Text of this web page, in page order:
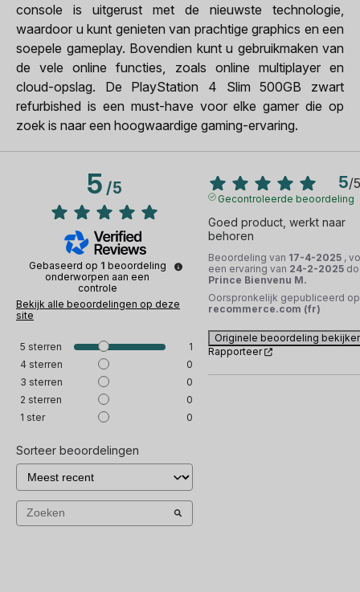
console is uitgerust met de nieuwste technologie,
waardoor u kunt genieten van prachtige graphics en een
soepele gameplay. Bovendien kunt u gebruikmaken van
de vele online functies, zoals online multiplayer en
cloud-opslag. De PlayStation 4 Slim 500GB zwart
refurbished is een must-have voor elke gamer die op
zoek is naar een hoogwaardige gaming-ervaring.
5/5
Gebaseerd op 1 beoordeling
onderworpen aan een
controle
Bekijk alle beoordelingen op deze
site
5 sterren
1
4 sterren
0
3 sterren
0
2 sterren
0
1 ster 0
Sorteer beoordelingen
5/5
Gecontroleerde beoordeling
Goed product, werkt naar
behoren
Beoordeling van 17-4-2025 ,
een ervaring van 24-2-2025
Prince Bienvenu M.
Oorspronkelijk gepubliceerd op
recommerce.com (fr)
Originele beoordeling
Rapporteer